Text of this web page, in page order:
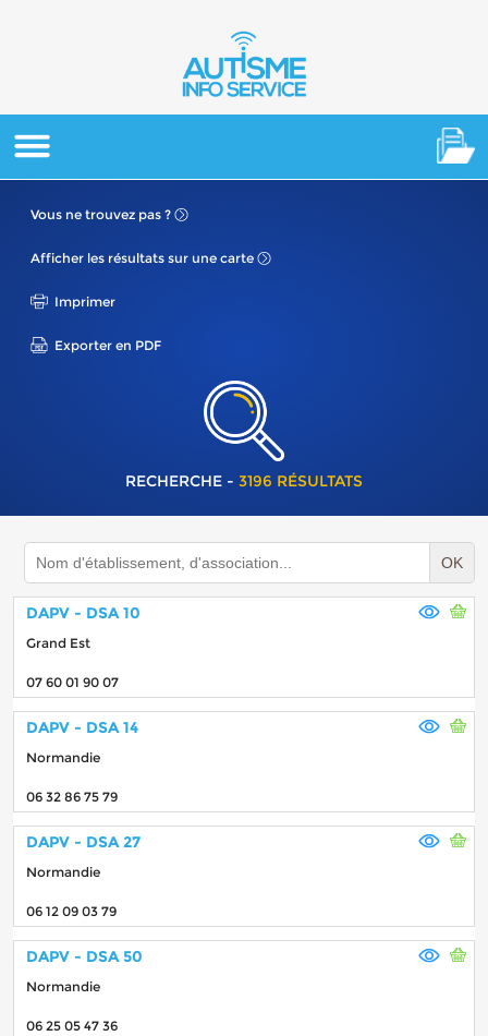
Vous ne trouvez pas ?
Afficher les résultats sur une carte
Imprimer
Exporter en PDF
RECHERCHE - 3196 RÉSULTATS
OK
DAPV - DSA 10
Grand Est
07 60 01 90 07
DAPV - DSA 14
Normandie
06 32 86 75 79
DAPV - DSA 27
Normandie
06 12 09 03 79
DAPV - DSA 50
Normandie
06 25 05 47 36